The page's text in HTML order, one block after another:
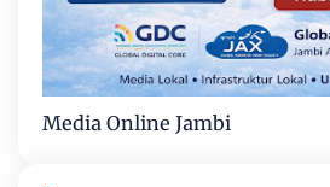
Media Online Jambi